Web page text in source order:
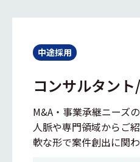
中途採用
コンサルタン
M&A・事業承継ニーズ
人脈や専門領域からご
軟な形で案件創出に関わ